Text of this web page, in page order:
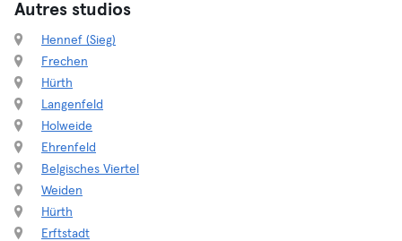
Autres studios
Hennef (Sieg)
Frechen
Hürth
Langenfeld
Holweide
Ehrenfeld
Belgisches Viertel
Weiden
Hürth
Erftstadt